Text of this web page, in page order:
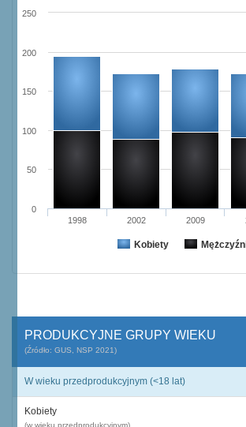
Kobiety
1998 2002 2009
0
50
100
150
200
250
PRODUKCYJNE GRUPY WIEKU
(Źródło: GUS, NSP 2021)
W wieku przedprodukcyjnym (<18 lat)
Kobiety
(w wieku przedprodukcyjnym)